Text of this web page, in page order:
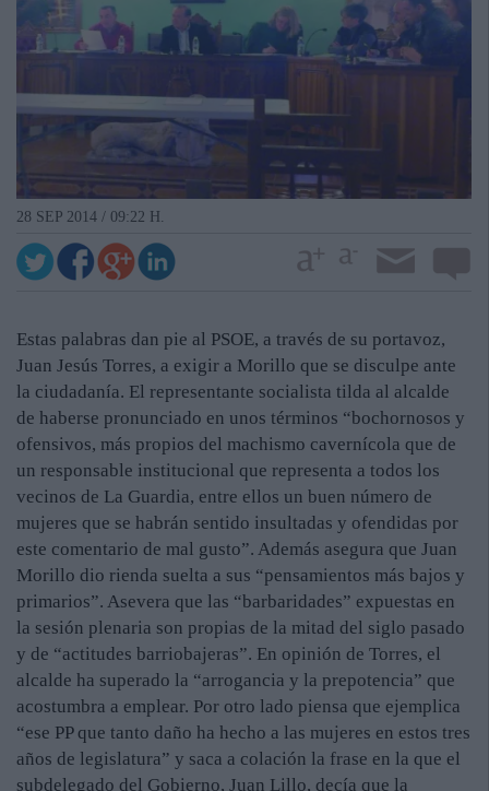
28 SEP 2014 / 09:22 H.
Estas palabras dan pie al PSOE, a través de su portavoz,
Juan Jesús Torres, a exigir a Morillo que se disculpe ante
la ciudadanía. El representante socialista tilda al alcalde
de haberse pronunciado en unos términos “bochornosos y
ofensivos, más propios del machismo cavernícola que de
un responsable institucional que representa a todos los
vecinos de La Guardia, entre ellos un buen número de
mujeres que se habrán sentido insultadas y ofendidas por
este comentario de mal gusto”. Además asegura que Juan
Morillo dio rienda suelta a sus “pensamientos más bajos y
primarios”. Asevera que las “barbaridades” expuestas en
la sesión plenaria son propias de la mitad del siglo pasado
y de “actitudes barriobajeras”. En opinión de Torres, el
alcalde ha superado la “arrogancia y la prepotencia” que
acostumbra a emplear. Por otro lado piensa que ejemplica
“ese PP que tanto daño ha hecho a las mujeres en estos tres
años de legislatura” y saca a colación la frase en la que el
subdelegado del Gobierno, Juan Lillo, decía que la